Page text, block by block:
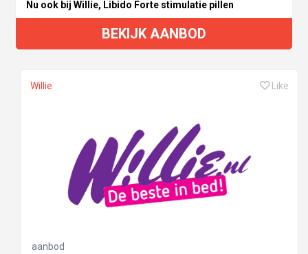
Nu ook bij Willie, Libido Forte stimulatie pillen
BEKIJK AANBOD
Willie Like
aanbod